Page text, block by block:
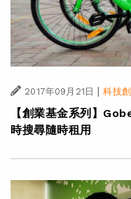
2017年09月21日 | 科技
【創業基金系列】
時搜尋隨時租用